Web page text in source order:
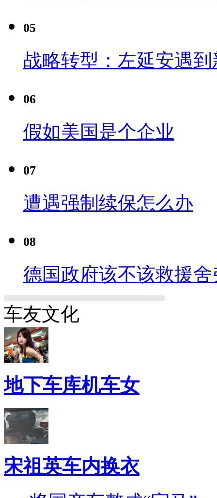
05
战略转型：左延安遇
06
假如美国是个企业
07
遭遇强制续保怎么办
08
德国政府该不该救援舍
车友文化
地下车库机车女
宋祖英车内换衣